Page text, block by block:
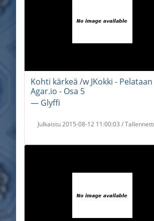
Kohti kärkeä /w JKokki - Pelataan
Agar.io - Osa 5
― Glyffi
Julkaistu 2015-08-12 11:00:03 /